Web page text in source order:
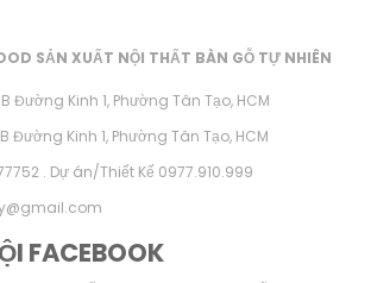
SẢN XUẤT NỘI THẤT BÀN GỖ TỰ NHIÊN
Đường Kinh 1, Phường Tân Tạo, HCM
Đường Kinh 1, Phường Tân Tạo, HCM
. Dự án/Thiết Kế 0977.910.999
FACEBOOK